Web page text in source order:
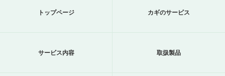
トップページ カギのサービス
サービス内容 取扱製品